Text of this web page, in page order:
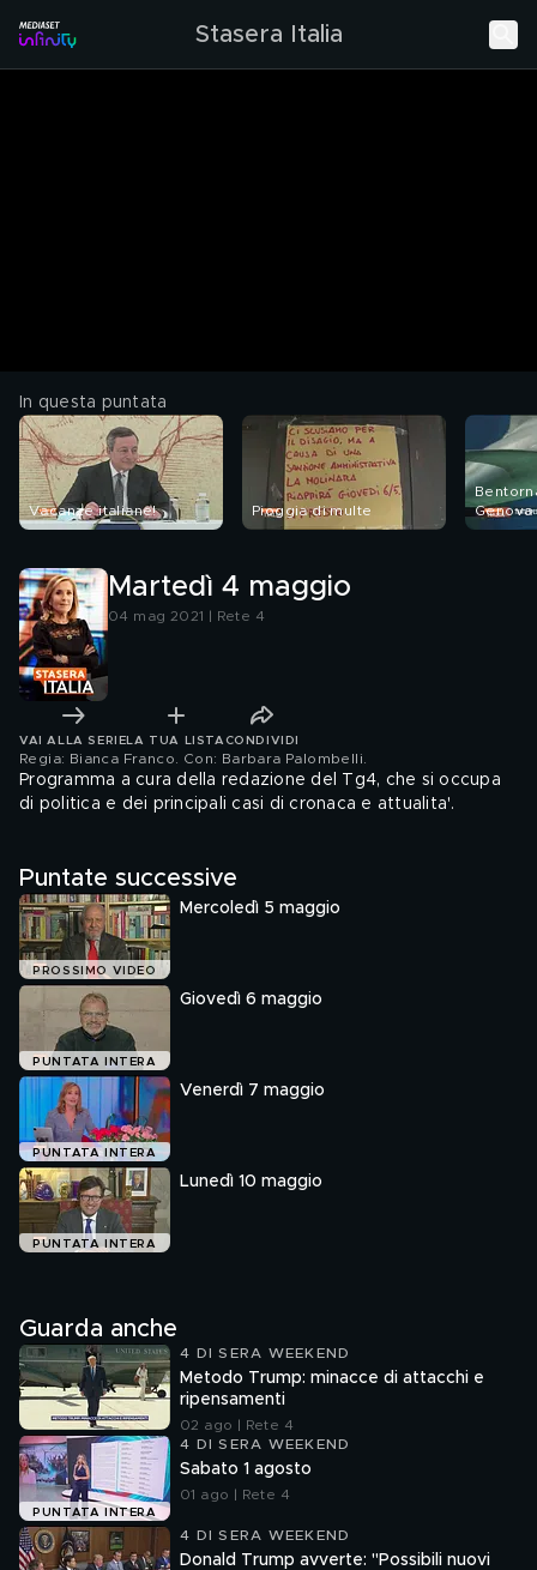
Stasera Italia
In questa puntata
Vacanze italiane! Pioggia di multe
Genova
Martedì 4 maggio
04 mag 2021 | Rete 4
VAI ALLA SERIE LA TUA LISTA CONDIVIDI
Regia: Bianca Franco. Con: Barbara Palombelli
Programma a cura della redazione del Tg4, che si occupa
di politica e dei principali casi di cronaca e attualita'.
Puntate successive
PROSSIMO VIDEO
Mercoledì 5 maggio
PUNTATA INTERA
Giovedì 6 maggio
PUNTATA INTERA
Venerdì 7 maggio
PUNTATA INTERA
Lunedì 10 maggio
Guarda anche
4 DI SERA WEEKEND
Metodo Trump: minacce di attacchi e
ripensamenti
02 ago | Rete 4
PUNTATA INTERA
4 DI SERA WEEKEND
Sabato 1 agosto
01 ago | Rete 4
4 DI SERA WEEKEND
Donald Trump avverte: "Possibili nuovi